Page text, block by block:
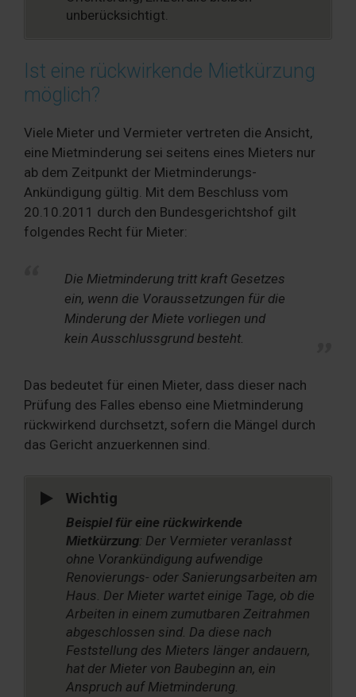
unberücksichtigt.
Ist eine rückwirkende Mietkürzung
möglich?
Viele Mieter und Vermieter vertreten die Ansicht,
eine Mietminderung sei seitens eines Mieters nur
ab dem Zeitpunkt der Mietminderungs-
Ankündigung gültig. Mit dem Beschluss vom
20.10.2011 durch den Bundesgerichtshof gilt
folgendes Recht für Mieter:
Die Mietminderung tritt kraft Gesetzes
ein, wenn die Voraussetzungen für die
Minderung der Miete vorliegen und
kein Ausschlussgrund besteht.
Das bedeutet für einen Mieter, dass dieser nach
Prüfung des Falles ebenso eine Mietminderung
rückwirkend durchsetzt, sofern die Mängel durch
das Gericht anzuerkennen sind.
Wichtig
Beispiel für eine rückwirkende
Mietkürzung: Der Vermieter veranlasst
ohne Vorankündigung aufwendige
Renovierungs- oder Sanierungsarbeiten am
Haus. Der Mieter wartet einige Tage, ob die
Arbeiten in einem zumutbaren Zeitrahmen
abgeschlossen sind. Da diese nach
Feststellung des Mieters länger andauern,
hat der Mieter von Baubeginn an, ein
Anspruch auf Mietminderung.